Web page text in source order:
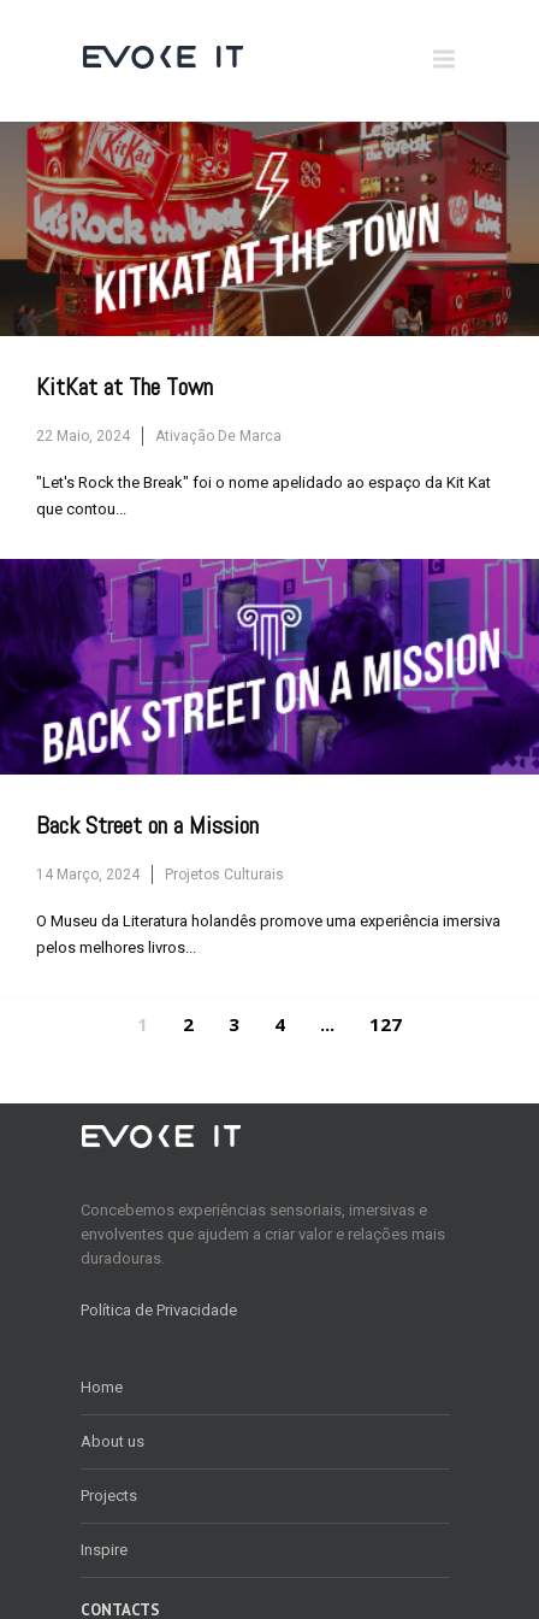
×
Museums
Brand Activation
Corporate
All
KitKat at The Town
22 Maio, 2024 Ativação De Marca
"Let's Rock the Break" foi o nome apelidado ao espaço da Kit Kat
que contou...
Back Street on a Mission
14 Março, 2024 Projetos Culturais
O Museu da Literatura holandês promove uma experiência imersiva
pelos melhores livros...
1 2 3 4 ... 127
Concebemos experiências sensoriais, imersivas e
envolventes que ajudem a criar valor e relações mais
duradouras.
Política de Privacidade
Home
About us
Projects
Inspire
CONTACTS